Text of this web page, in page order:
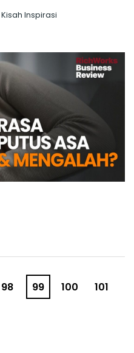
Inspirasi
98 99 100
101